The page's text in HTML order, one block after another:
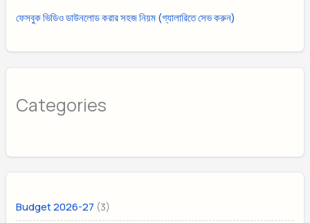
ফেসবুক ভিডিও ডাউনলোড করার সহজ নিয়ম (গ্যালারিতে সেভ করুন)
Categories
Budget 2026-27 (3)